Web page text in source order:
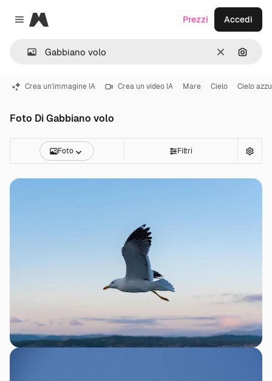
Close menu
Magnific
CancellaCerca
Prezzi Accedi
Crea un'immagine IA Crea un video IA Mare Cielo Cielo
Foto Di Gabbiano volo
Foto Filtri